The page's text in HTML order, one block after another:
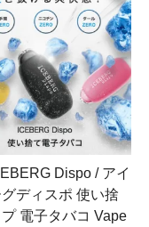
Dispo / アイ
ディスポ 使い捨
電子タバコ Vape